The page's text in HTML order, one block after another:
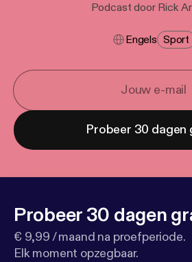
Podcast door Rick
Engels Sport
Probeer 30 dagen
Probeer 30 dagen
€ 9,99 / maand na proefperiode.
Elk moment opzegbaar.